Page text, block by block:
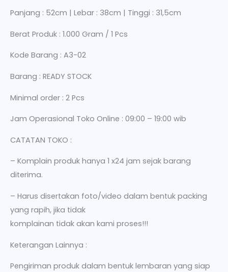
Panjang : 52cm | Lebar : 38cm | Tinggi : 31,5cm
Berat Produk : 1.000 Gram / 1 Pcs
Kode Barang : A3-02
Barang : READY STOCK
Minimal order : 2 Pcs
Jam Operasional Toko Online : 09:00 – 19:00 wib
CATATAN TOKO :
– Komplain produk hanya 1 x24 jam sejak barang
diterima.
– Harus disertakan foto/video dalam bentuk packing
yang rapih, jika tidak
komplainan tidak akan kami proses!!!
Keterangan Lainnya :
Pengiriman produk dalam bentuk lembaran yang siap